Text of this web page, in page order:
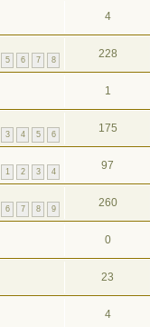
4
5 6 7 8 228
1
3 4 5 6 175
1 2 3 4 97
6 7 8 9 260
0
23
4